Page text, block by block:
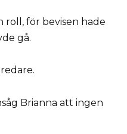
roll, för bevisen hade
gå.
Brianna att ingen